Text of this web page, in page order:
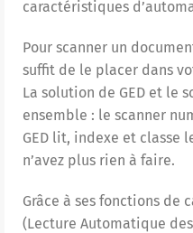
caractéristiques
Pour scanner un
suffit de le placer dans
La solution de GED et le
ensemble : le scanner
GED lit, indexe et classe
n’avez plus rien à faire.
Grâce à ses fonctions de
(Lecture Automatique